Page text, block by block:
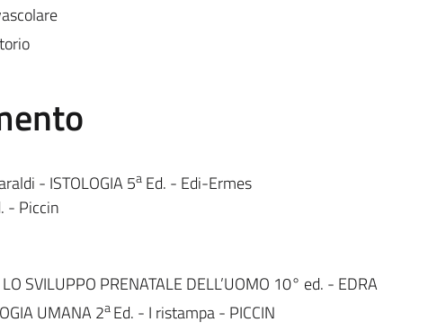
- ISTOLOGIA 5aEd. - Edi-Ermes
- Piccin
SVILUPPO PRENATALE DELL’UOMO 10° ed. - EDRA
UMANA 2a Ed. - I ristampa - PICCIN